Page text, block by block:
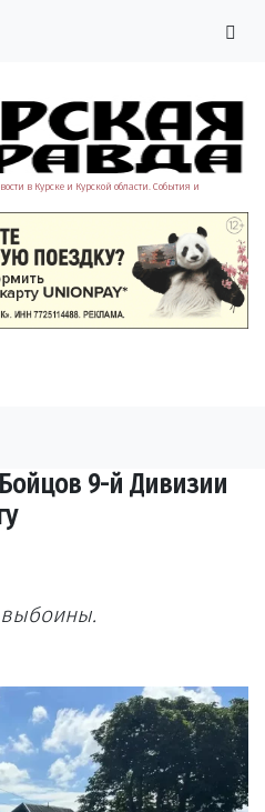
в Курске и Курской области. События и
9-й Дивизии
выбоины.